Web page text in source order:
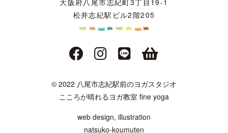
大阪府八尾市志紀町3丁目19-1
松井志紀駅ビル2階205
© 2022 八尾市志紀駅前のヨガスタジオ
こころが晴れるヨガ教室 fine yoga
web design, illustration
natsuko-koumuten